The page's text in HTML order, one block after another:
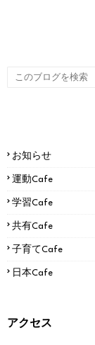
お知らせ
運動Cafe
学習Cafe
共有Cafe
子育てCafe
日本Cafe
アクセス